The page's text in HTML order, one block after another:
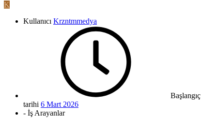
K
Kullanıcı Krzntmmedya
Başlangıç
tarihi 6 Mart 2026
- İş Arayanlar